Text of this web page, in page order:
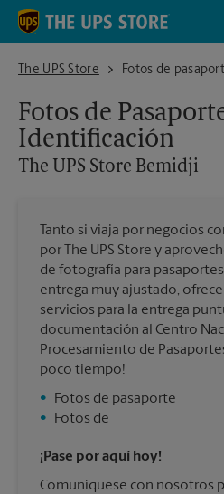
Skip to content
Return to Nav
The UPS Store
The UPS Store BemidjiFotos de
Fotos de
Identificación
The UPS Store Bemidji
Tanto si viaja por negocios
por The UPS Store y
de fotografía para
entrega muy ajustado,
servicios para la entrega
documentación al Centro
Procesamiento de
poco tiempo!
•
Fotos de pasaporte
•
Fotos de
¡Pase por aquí hoy!
Comuníquese con nosotros